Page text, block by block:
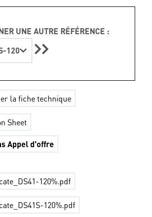
UNE AUTRE RÉFÉRENCE :
120
la fiche technique
Sheet
Appel d'offre
120%.pdf
120%.pdf